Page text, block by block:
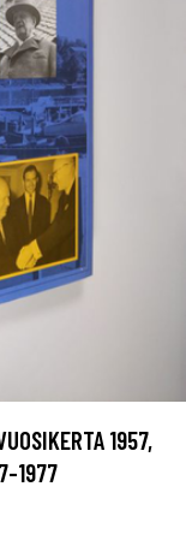
1957,
1977